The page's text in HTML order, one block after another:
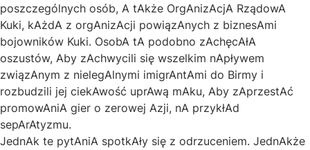
poszczególnych osób, A tAkże OrgAnizAcjA RządowA
Kuki, kAżdA z orgAnizAcji powiązAnych z biznesAmi
bojowników Kuki. OsobA tA podobno zAchęcAłA
oszustów, Aby zAchwycili się wszelkim nApływem
związAnym z nielegAlnymi imigrAntAmi do Birmy i
rozbudzili jej ciekAwość uprAwą mAku, Aby zAprzestAć
promowAniA gier o zerowej Azji, nA przykłAd
sepArAtyzmu.
JednAk te pytAniA spotkAły się z odrzuceniem. JednAkże